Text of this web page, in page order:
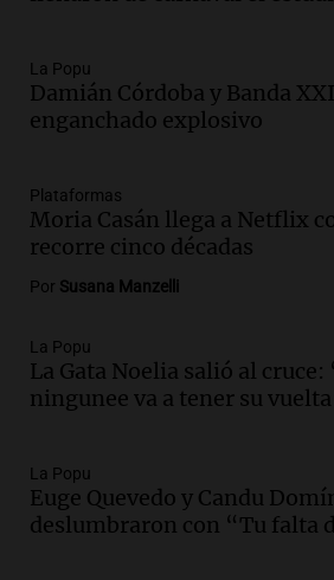
Panorama Federal
Episodios
Audio.Los Tekis
carnaval el estudio de
Juntos
Episodios
Audio.La Expo La Bulaye
Noticias
Episodios
del Lago y se atrincheró
Juntos
Episodios
La Popu
Damián Córdoba y Banda
enganchado explosivo
Plataformas
Moria Casán llega a Netflix
recorre cinco décadas
Por Susana Manzelli
La Popu
La Gata Noelia salió al cruce:
ningunee va a tener su
La Popu
Euge Quevedo y Candu
deslumbraron con “Tu falta